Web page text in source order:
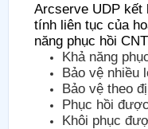
Arcserve UDP
tính liên tục của
năng phục hồi
Khả năng
Bảo vệ nhiều
Bảo vệ theo
Phục hồi
Khôi phục